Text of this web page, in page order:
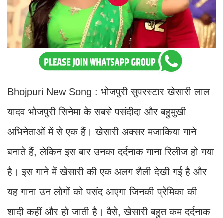
Bhojpuri New Song : भोजपुरी सुपरस्टार खेसारी लाल
यादव भोजपुरी सिनेमा के सबसे पसंदीदा और बहुमुखी
अभिनेताओं में से एक हैं। खेसारी अक्सर मजाकिया गाने
बनाते हैं, लेकिन इस बार उनका दर्दनाक गाना रिलीज हो गया
है। इस गाने में खेसारी की एक अलग शैली देखी गई है और
यह गाना उन लोगों को पसंद आएगा जिनकी प्रेमिका की
शादी कहीं और हो जाती है। वैसे, खेसारी बहुत कम दर्दनाक